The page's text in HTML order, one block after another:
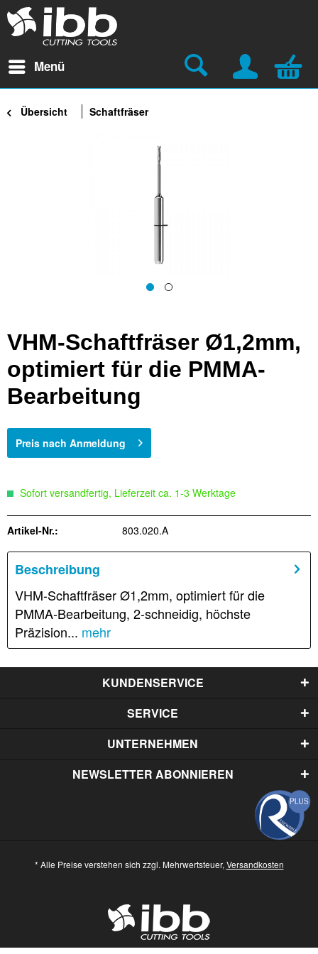
Menü
Übersicht Schaftfräser
VHM-Schaftfräser Ø1,2mm,
optimiert für die PMMA-
Bearbeitung
Preis nach Anmeldung
Sofort versandfertig, Lieferzeit ca. 1-3 Werktage
Artikel-Nr.: 803.020.A
Beschreibung
VHM-Schaftfräser Ø1,2mm, optimiert für die
PMMA-Bearbeitung, 2-schneidig, höchste
Präzision... mehr
KUNDENSERVICE
SERVICE
UNTERNEHMEN
NEWSLETTER ABONNIEREN
* Alle Preise verstehen sich zzgl. Mehrwertsteuer, Versandkosten